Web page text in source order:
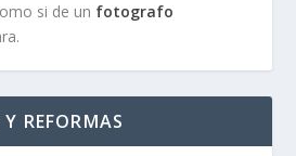
si de un fotografo
REFORMAS